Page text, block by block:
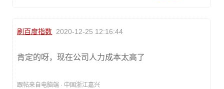
刷百度指数 2020-12-25 12:16:44
肯定的呀，现在公司人力成本太高了
跟帖来自电脑端 · 中国浙江嘉兴